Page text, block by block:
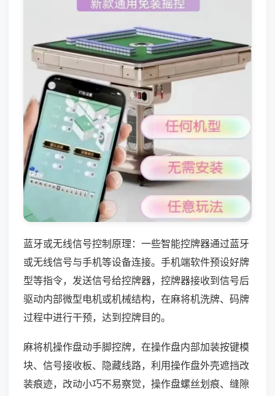
蓝牙或无线信号控制原理：一些智能控牌器通过蓝牙
或无线信号与手机等设备连接。手机端软件预设好牌
型等指令，发送信号给控牌器，控牌器接收到信号后
驱动内部微型电机或机械结构，在麻将机洗牌、码牌
过程中进行干预，达到控牌目的。
麻将机操作盘动手脚控牌，在操作盘内部加装按键模
块、信号接收板、隐藏线路，利用操作盘外壳遮挡改
装痕迹，改动小巧不易察觉，操作盘螺丝划痕、缝隙